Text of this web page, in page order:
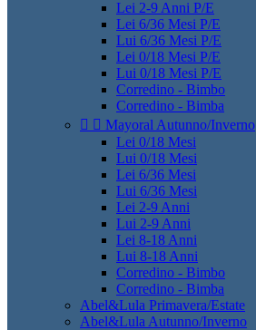
Lei 2-9 Anni P/E
Lei 6/36 Mesi P/E
Lui 6/36 Mesi P/E
Lei 0/18 Mesi P/E
Lui 0/18 Mesi P/E
Corredino - Bimbo
Corredino - Bimba
  Mayoral Autunno/Inverno
Lei 0/18 Mesi
Lui 0/18 Mesi
Lei 6/36 Mesi
Lui 6/36 Mesi
Lei 2-9 Anni
Lui 2-9 Anni
Lei 8-18 Anni
Lui 8-18 Anni
Corredino - Bimbo
Corredino - Bimba
Abel&Lula Primavera/Estate
Abel&Lula Autunno/Inverno